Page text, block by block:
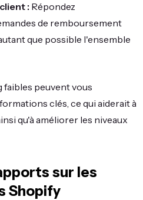
: Répondez
de remboursement
que possible l'ensemble
peuvent vous
clés, ce qui aiderait à
qu'à améliorer les niveaux
sur les
Shopify